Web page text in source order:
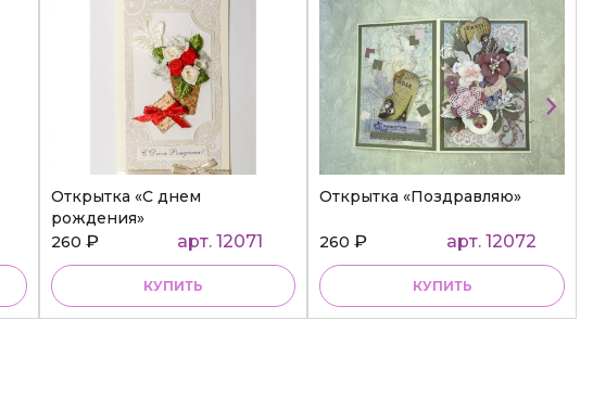
Открытка «С днем
рождения»
260 ₽ арт. 12071
КУПИТЬ
Открытка «Поздравляю»
260₽ арт. 12072
КУПИТЬ